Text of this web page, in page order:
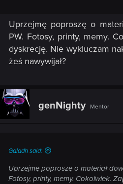
Uprzejmę poproszę o
PW. Fotosy, printy, memy.
dyskrecję. Nie wykluczam
żeś nawywijał?​
genNighty Mentor
Galadh said:
Uprzejmę poproszę o materiał
Fotosy, printy, memy. Cokolwiek.